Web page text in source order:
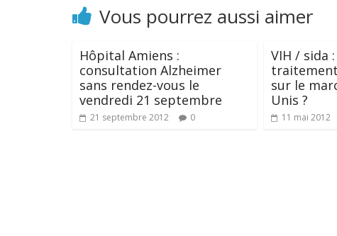
Vous pourrez aussi aimer
Hôpital Amiens :
consultation Alzheimer
sans rendez-vous le
vendredi 21 septembre
21 septembre 2012 0
VIH / sida
sur le
Unis ?
11 mai 2012